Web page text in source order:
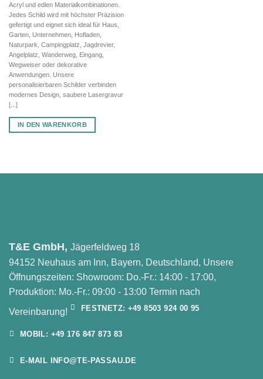
Acryl und edlen Materialkombinationen.
Jedes Schild wird mit höchster Präzision
gefertigt und eignet sich ideal für Haus,
Garten, Unternehmen, Hofladen,
Naturpark, Campingplatz, Jagdrevier,
Angelplatz, Wanderweg, Eingang,
Wegweiser oder dekorative
Anwendungen. Unsere
personalisierbaren Schilder verbinden
modernes Design, saubere Lasergravur
[...]
IN DEN WARENKORB
T&E GmbH, Jägerfeldweg 18
94152 Neuhaus am Inn, Bayern, Deutschland, Unsere
Öffnungszeiten: Showroom: Do.-Fr.: 14:00 - 17:00,
Produktion: Mo.-Fr.: 09:00 - 13:00 Termin nach
Vereinbarung!
FESTNETZ: +49 8503 924 00 95
MOBIL: +49 176 847 873 83
E-MAIL INFO@TE-PASSAU.DE